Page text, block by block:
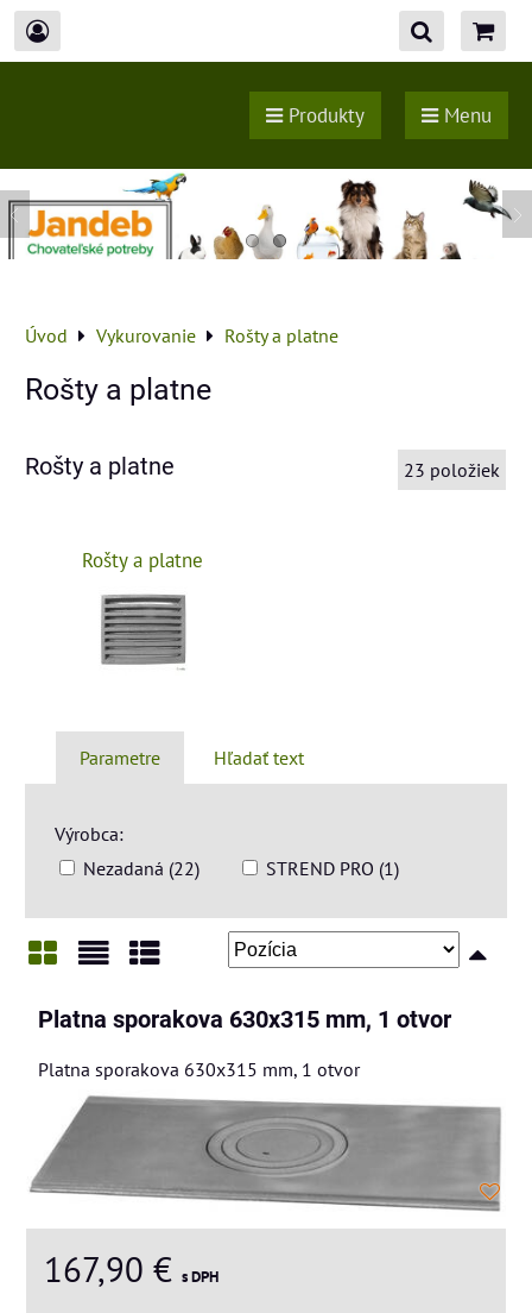
Produkty Menu
Úvod Vykurovanie Rošty a platne
Rošty a platne
Rošty a platne 23 položiek
Rošty a platne
Parametre Hľadať text
Výrobca:
Nezadaná (22)
STREND PRO (1)
Platna sporakova 630x315 mm, 1 otvor
Platna sporakova 630x315 mm, 1 otvor
167,90 € s DPH